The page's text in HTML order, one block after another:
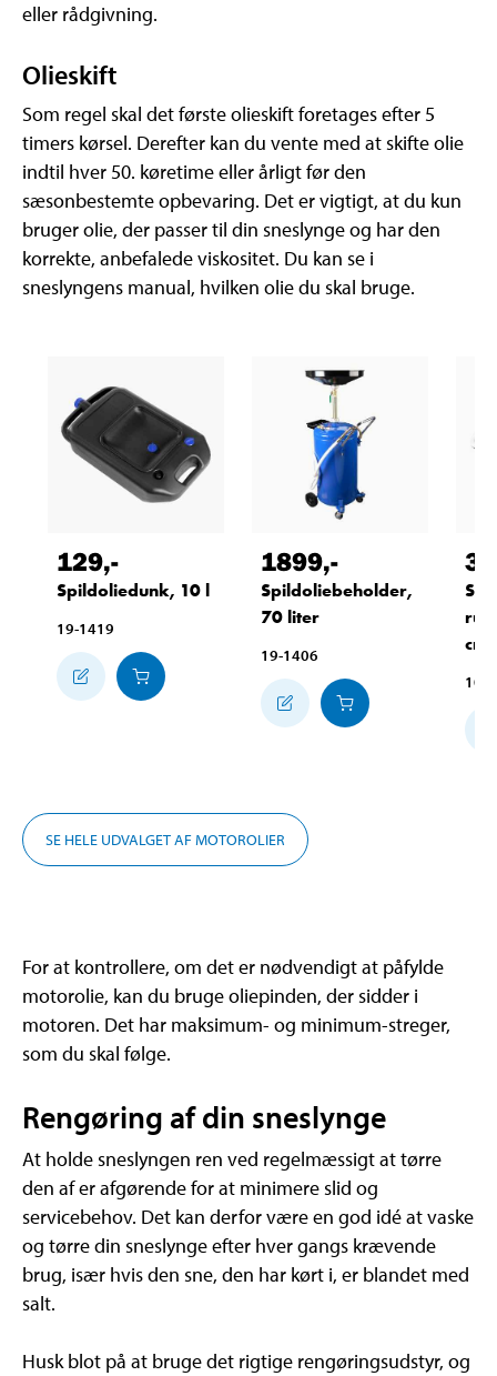
eller rådgivning.
Olieskift
Som regel skal det første olieskift foretages efter 5
timers kørsel. Derefter kan du vente med at skifte olie
indtil hver 50. køretime eller årligt før den
sæsonbestemte opbevaring. Det er vigtigt, at du kun
bruger olie, der passer til din sneslynge og har den
korrekte, anbefalede viskositet. Du kan se i
sneslyngens manual, hvilken olie du skal bruge.
129,-
Spildoliedunk, 10 l
19-1419
1899,-
Spildoliebeholder,
70 liter
19-1406
39
cm
10-
SE HELE UDVALGET AF MOTOROLIER
For at kontrollere, om det er nødvendigt at påfylde
motorolie, kan du bruge oliepinden, der sidder i
motoren. Det har maksimum- og minimum-streger,
som du skal følge.
Rengøring af din sneslynge
At holde sneslyngen ren ved regelmæssigt at tørre
den af er afgørende for at minimere slid og
servicebehov. Det kan derfor være en god idé at vaske
og tørre din sneslynge efter hver gangs krævende
brug, især hvis den sne, den har kørt i, er blandet med
salt.
Husk blot på at bruge det rigtige rengøringsudstyr, og